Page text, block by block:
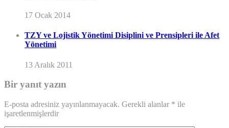
17 Ocak 2014
TZY ve Lojistik Yönetimi Disiplini ve Prensipleri ile Afet
Yönetimi
13 Aralık 2011
Bir yanıt yazın
E-posta adresiniz yayınlanmayacak. Gerekli alanlar * ile
işaretlenmişlerdir